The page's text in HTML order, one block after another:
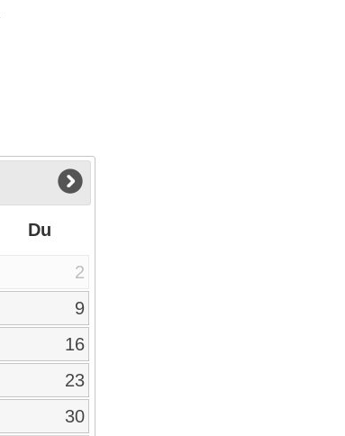
Du
2
9
16
23
30